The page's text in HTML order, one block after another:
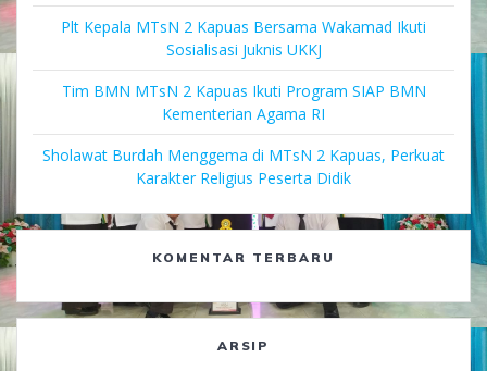
Plt Kepala MTsN 2 Kapuas Bersama Wakamad Ikuti
Sosialisasi Juknis UKKJ
Tim BMN MTsN 2 Kapuas Ikuti Program SIAP BMN
Kementerian Agama RI
Sholawat Burdah Menggema di MTsN 2 Kapuas, Perkuat
Karakter Religius Peserta Didik
KOMENTAR TERBARU
ARSIP